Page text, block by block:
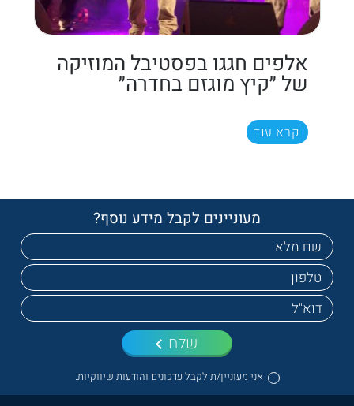
אלפים חגגו בפסטיבל המוזיקה
של ״קיץ מוגזם בחדרה״
קרא עוד
מעוניינים לקבל מידע נוסף?
אני מעוניין/ת לקבל עדכונים והודעות שיווקיות.
שלח